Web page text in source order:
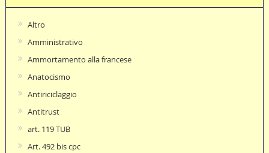
Altro
Amministrativo
Ammortamento alla francese
Anatocismo
Antiriciclaggio
Antitrust
art. 119 TUB
Art. 492 bis cpc